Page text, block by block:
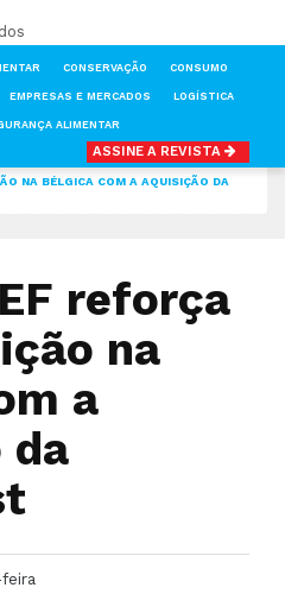
CONSERVAÇÃO CONSUMO
EMPRESAS E MERCADOS LOGÍSTICA
ALIMENTAR
ASSINE A REVISTA
NA BÉLGICA COM A AQUISIÇÃO DA
reforça
na
a
da